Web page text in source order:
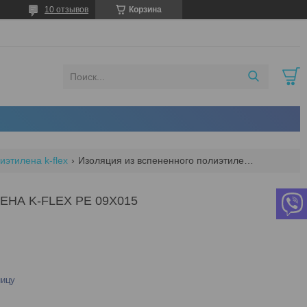
Корзина
10 отзывов
k-flex
K-FLEX PE 09X015